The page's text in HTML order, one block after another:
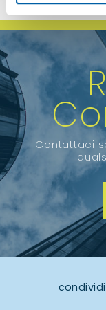
Contattaci
condividi